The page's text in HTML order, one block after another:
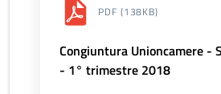
PDF (138KB)
Congiuntura Unioncamere -
- 1° trimestre 2018